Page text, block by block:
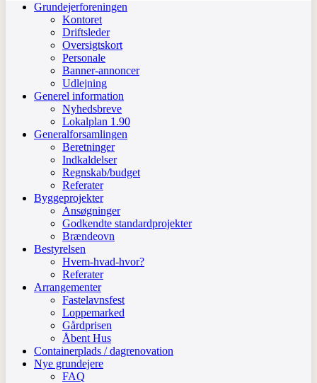
Grundejerforeningen
Kontoret
Driftsleder
Oversigtskort
Personale
Banner-annoncer
Udlejning
Generel information
Nyhedsbreve
Lokalplan 1.90
Generalforsamlingen
Beretninger
Indkaldelser
Regnskab/budget
Referater
Byggeprojekter
Ansøgninger
Godkendte standardprojekter
Brændeovn
Bestyrelsen
Hvem-hvad-hvor?
Referater
Arrangementer
Fastelavnsfest
Loppemarked
Gårdprisen
Åbent Hus
Containerplads / dagrenovation
Nye grundejere
FAQ